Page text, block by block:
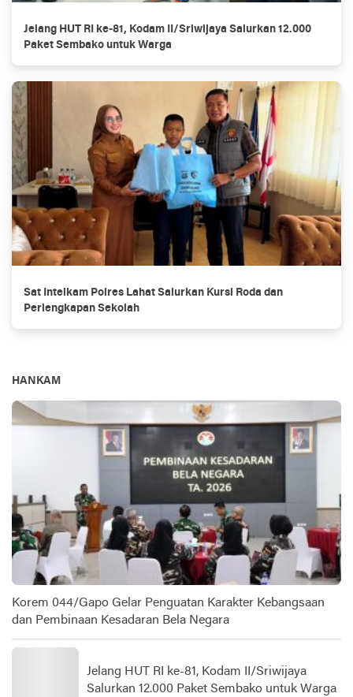
Jelang HUT RI ke-81, Kodam II/Sriwijaya Salurkan 12.000
Paket Sembako untuk Warga
Sat Intelkam Polres Lahat Salurkan Kursi Roda dan
Perlengkapan Sekolah
HANKAM
Korem 044/Gapo Gelar Penguatan Karakter Kebangsaan
dan Pembinaan Kesadaran Bela Negara
Jelang HUT RI ke-81, Kodam II/Sriwijaya
Salurkan 12.000 Paket Sembako untuk Warga